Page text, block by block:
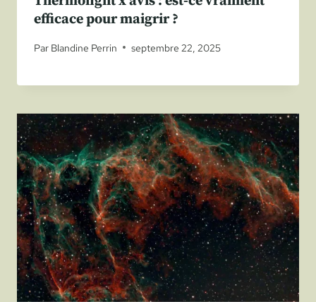
efficace pour maigrir ?
Par Blandine Perrin septembre 22, 2025